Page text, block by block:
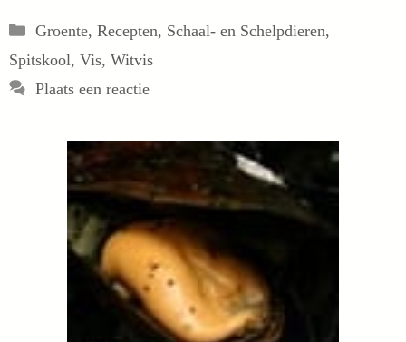
Categorieën
Groente, Recepten, Schaal- en Schelpdieren,
Spitskool, Vis, Witvis
Plaats een reactie